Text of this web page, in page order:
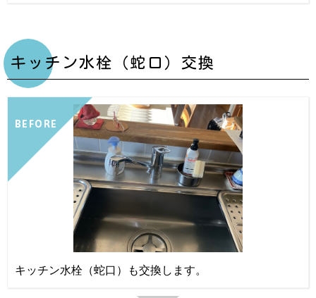
キッチン水栓（蛇口）交換
BEFORE
キッチン水栓（蛇口）も交換します。